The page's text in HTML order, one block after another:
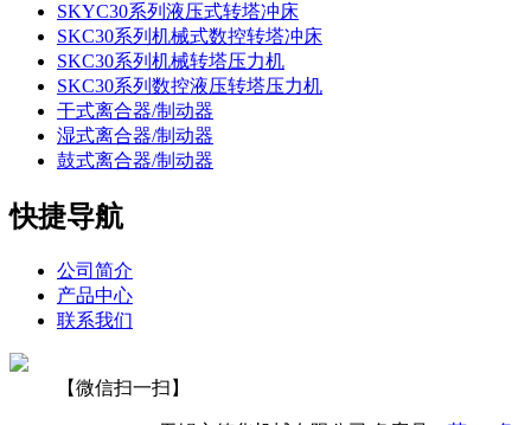
SKYC30系列液压式转塔冲床
SKC30系列机械式数控转塔冲床
SKC30系列机械转塔压力机
SKC30系列数控液压转塔压力机
干式离合器/制动器
湿式离合器/制动器
鼓式离合器/制动器
快捷导航
公司简介
产品中心
联系我们
【微信扫一扫】